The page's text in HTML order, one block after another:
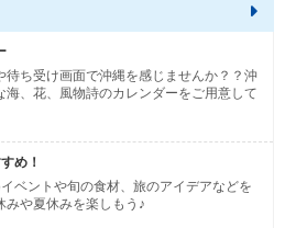
待ち受け画面で沖縄を感じませんか？？沖
海、花、風物詩のカレンダーをご用意して
め！
ベントや旬の食材、旅のアイデアなどを
みや夏休みを楽しもう♪